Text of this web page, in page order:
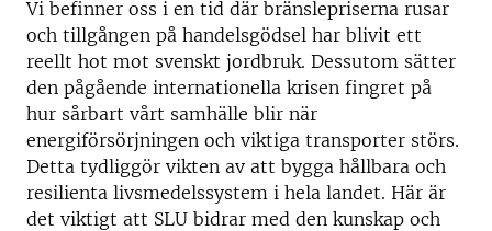
Vi befinner oss i en tid där bränslepriserna rusar
och tillgången på handelsgödsel har blivit ett
reellt hot mot svenskt jordbruk. Dessutom sätter
den pågående internationella krisen fingret på
hur sårbart vårt samhälle blir när
energiförsörjningen och viktiga transporter störs.
Detta tydliggör vikten av att bygga hållbara och
resilienta livsmedelssystem i hela landet. Här är
det viktigt att SLU bidrar med den kunskap och